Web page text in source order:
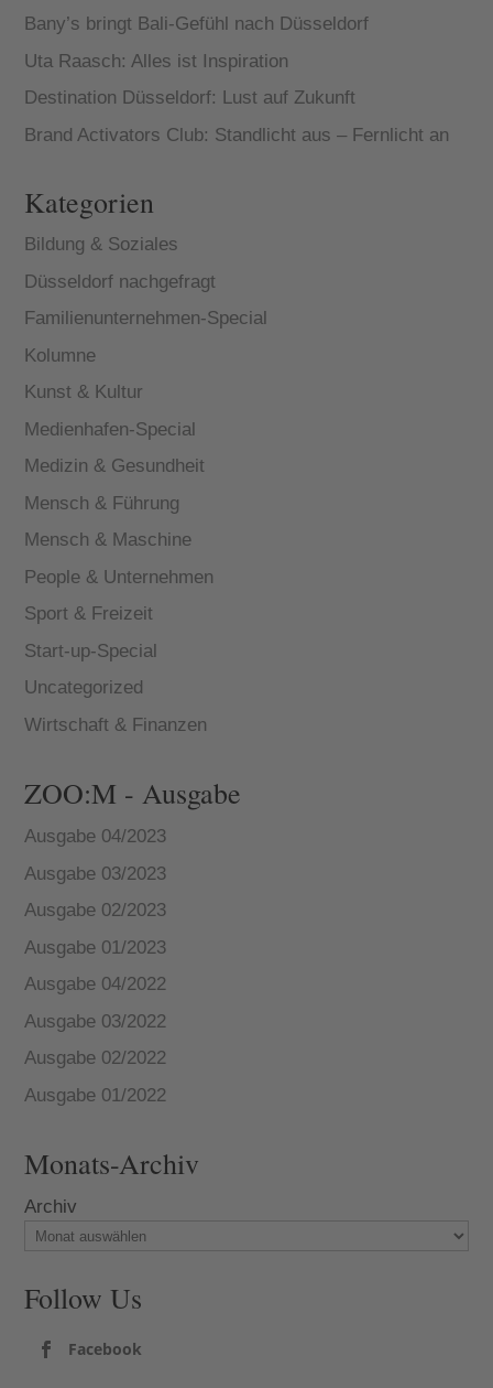
Bany’s bringt Bali-Gefühl nach Düsseldorf
Uta Raasch: Alles ist Inspiration
Destination Düsseldorf: Lust auf Zukunft
Brand Activators Club: Standlicht aus – Fernlicht an
Kategorien
Bildung & Soziales
Düsseldorf nachgefragt
Familienunternehmen-Special
Kolumne
Kunst & Kultur
Medienhafen-Special
Medizin & Gesundheit
Mensch & Führung
Mensch & Maschine
People & Unternehmen
Sport & Freizeit
Start-up-Special
Uncategorized
Wirtschaft & Finanzen
ZOO:M - Ausgabe
Ausgabe 04/2023
Ausgabe 03/2023
Ausgabe 02/2023
Ausgabe 01/2023
Ausgabe 04/2022
Ausgabe 03/2022
Ausgabe 02/2022
Ausgabe 01/2022
Monats-Archiv
Archiv
Follow Us
Facebook